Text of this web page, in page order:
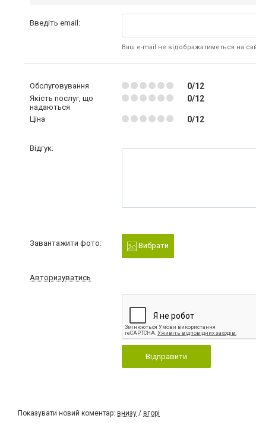
Введіть email:
Ваш e-mail не відображатиметься на
Обслуговування 0/12
Якість послуг, що
надаються
0/12
Ціна 0/12
Відгук:
Завантажити фото: Вибрати
Авторизуватись
Відправити
Показувати новий коментар: внизу / вгорі